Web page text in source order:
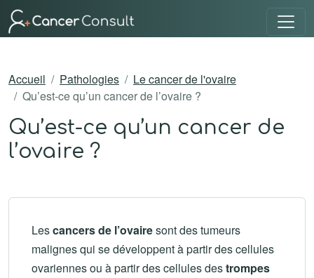
Accueil Pathologies
Le cancer de l'ovaire
Qu’est-ce qu’un cancer de l’ovaire ?
Qu’est-ce qu’un cancer de
l’ovaire ?
Lescancers de l’ovairesont des tumeurs
malignes qui se développent à partir des cellules
ovariennes ou à partir des cellules destrompes